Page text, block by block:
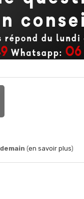
(en savoir plus)